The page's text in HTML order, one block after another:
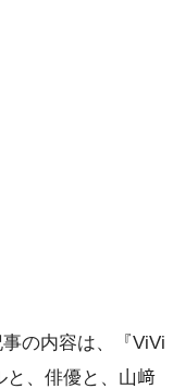
の内容は、『ViVi
と、俳優と、山﨑